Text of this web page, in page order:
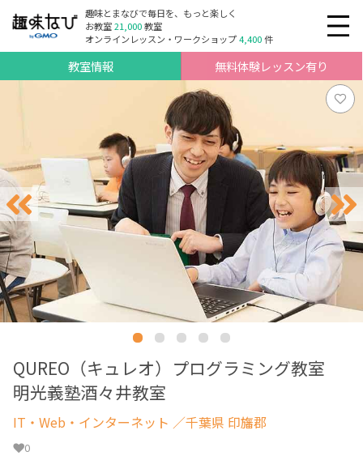
趣味とまなびで毎日を、もっと楽しく
お教室21,000教室
オンラインレッスン・ワークショップ4,400件
教室情報 無料体験レッスン有り
QUREO（キュレオ）プログラミング教室
明光義塾酒々井教室
IT・Web・インターネット ／千葉県 印旛郡
0